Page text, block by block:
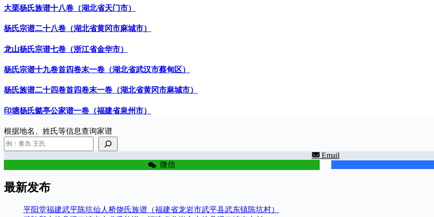
大栗杨氏族谱十八卷（湖北省天门市）
杨氏宗谱二十八卷（湖北省黄冈市麻城市）
龙山杨氏宗谱七卷（浙江省金华市）
杨氏宗谱十九卷首四卷末一卷（湖北省武汉市蔡甸区）
杨氏族谱二十四卷首四卷末一卷（湖北省黄冈市麻城市）
印塘杨氏懿亭公家谱一卷（福建省泉州市）
根据地名、姓氏等信息查询家谱
Email
微信
最新发布
平阳堂福建武平陈坑仙人桥饶氏族谱（福建省龙岩市武平县武东镇陈坑村）